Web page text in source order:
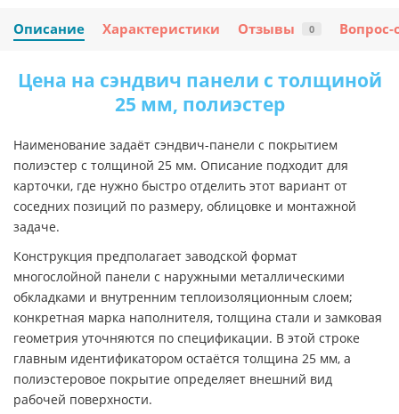
Описание Характеристики Отзывы 0 Вопрос-
Цена на сэндвич панели с толщиной
25 мм, полиэстер
Наименование задаёт сэндвич-панели с покрытием
полиэстер с толщиной 25 мм. Описание подходит для
карточки, где нужно быстро отделить этот вариант от
соседних позиций по размеру, облицовке и монтажной
задаче.
Конструкция предполагает заводской формат
многослойной панели с наружными металлическими
обкладками и внутренним теплоизоляционным слоем;
конкретная марка наполнителя, толщина стали и замковая
геометрия уточняются по спецификации. В этой строке
главным идентификатором остаётся толщина 25 мм, а
полиэстеровое покрытие определяет внешний вид
рабочей поверхности.